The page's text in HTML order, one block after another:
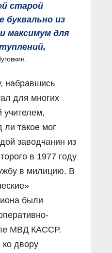
старой
буквально из
максимум для
набравшись
для многих
учителем,
ли такое мог
заводчанин из
в 1977 году
в милицию. В
были
МВД КАССР.
двору